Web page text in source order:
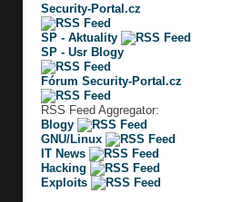
Security-Portal.cz
SP - Aktuality
SP - Usr Blogy
Fórum Security-Portal.cz
RSS Feed Aggregator:
Blogy
GNU/Linux
IT News
Hacking
Exploits